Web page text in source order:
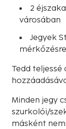
2
városában
Jegyek
Tedd
Minden jegy
szurkolói/
másként